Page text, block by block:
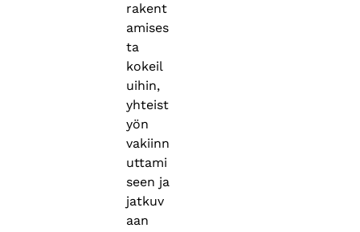
rakent
amises
ta
kokeil
uihin,
yhteist
yön
vakiinn
uttami
seen ja
jatkuv
aan